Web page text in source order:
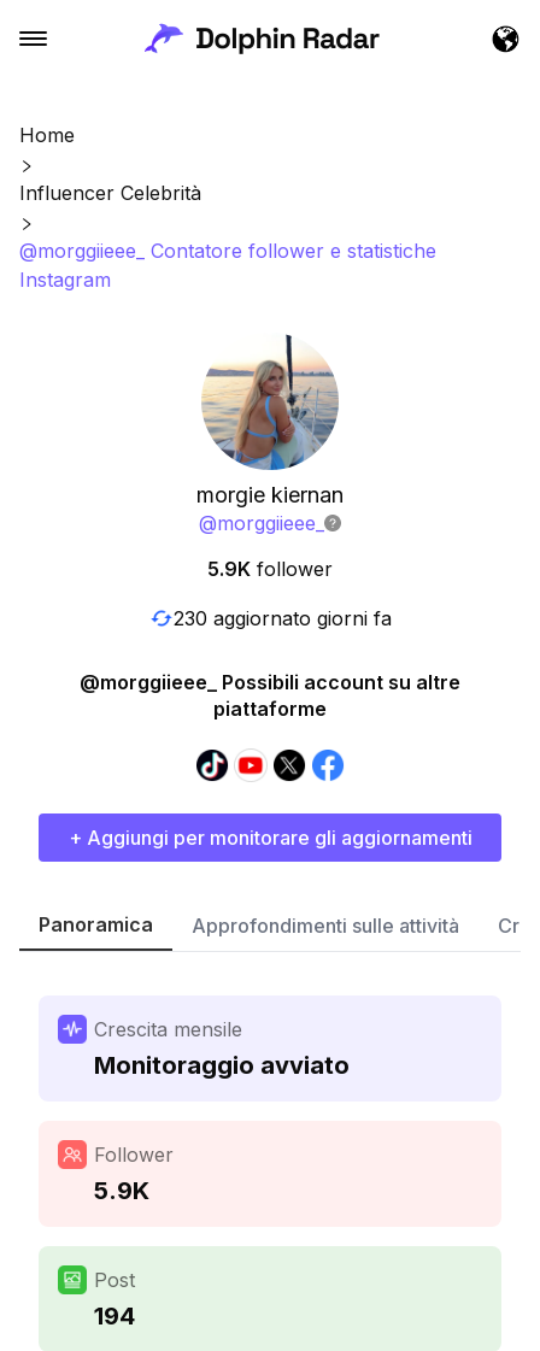
Home
Influencer Celebrità
@morggiieee_ Contatore follower e statistiche
Instagram
morgie kiernan
@morggiieee_
5.9K follower
230 aggiornato giorni fa
@morggiieee_ Possibili account su altre
piattaforme
+ Aggiungi per monitorare gli aggiornamenti
Panoramica Approfondimenti sulle attività
Crescita mensile
Monitoraggio avviato
Follower
5.9K
Post
194